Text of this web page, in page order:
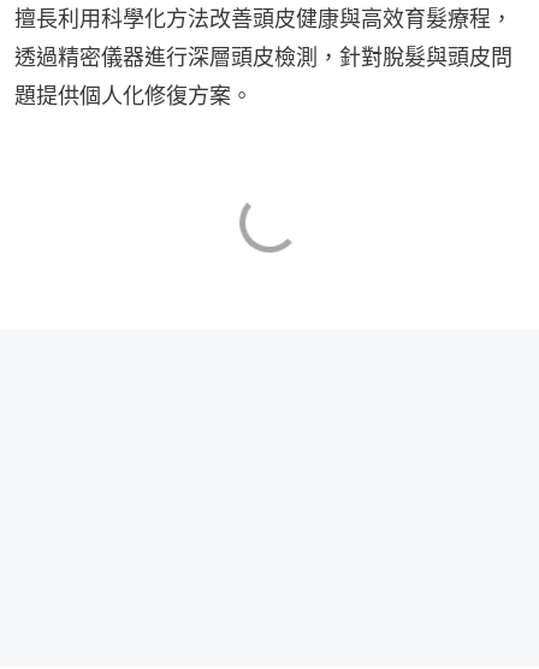
擅長利用科學化方法改善頭皮健康與高效育髮療程，
透過精密儀器進行深層頭皮檢測，針對脫髮與頭皮問
題提供個人化修復方案。